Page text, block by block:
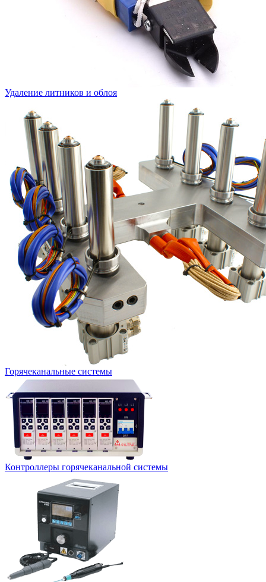
Удаление литников и облоя
Горячеканальные системы
Контроллеры горячеканальной системы